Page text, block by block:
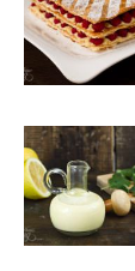
de
entradas